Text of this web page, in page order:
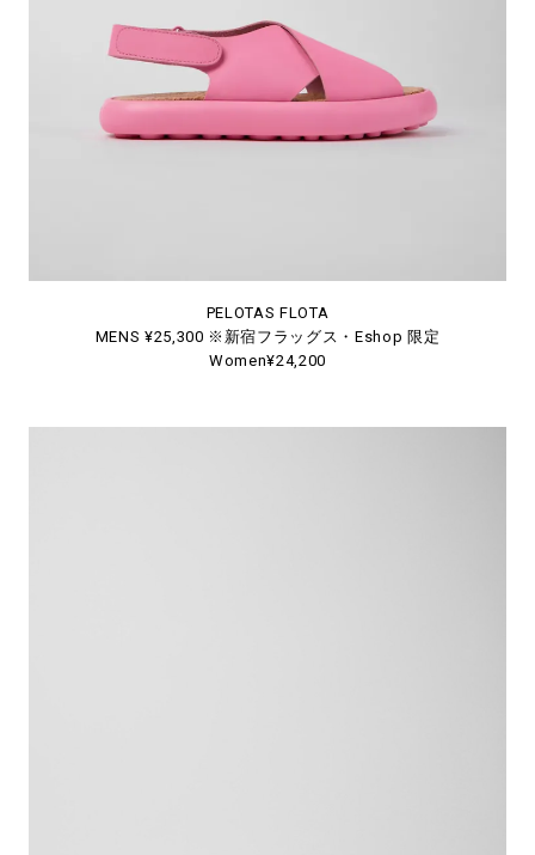
PELOTAS FLOTA
MENS ¥25,300 ※新宿フラッグス・Eshop 限定
Women¥24,200